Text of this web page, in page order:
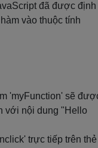
đã được định
vào thuộc tính
'myFunction' sẽ
với nội dung "Hello
trực tiếp trên thẻ